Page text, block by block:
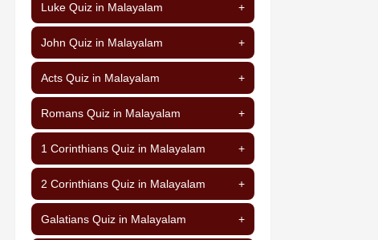
Luke Quiz in Malayalam +
John Quiz in Malayalam +
Acts Quiz in Malayalam +
Romans Quiz in Malayalam +
1 Corinthians Quiz in Malayalam +
2 Corinthians Quiz in Malayalam +
Galatians Quiz in Malayalam +